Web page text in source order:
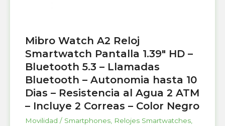
Mibro Watch A2 Reloj
Smartwatch Pantalla 1.39″ HD –
Bluetooth 5.3 – Llamadas
Bluetooth – Autonomia hasta 10
Dias – Resistencia al Agua 2 ATM
– Incluye 2 Correas – Color Negro
Movilidad / Smartphones Relojes Smartwatches